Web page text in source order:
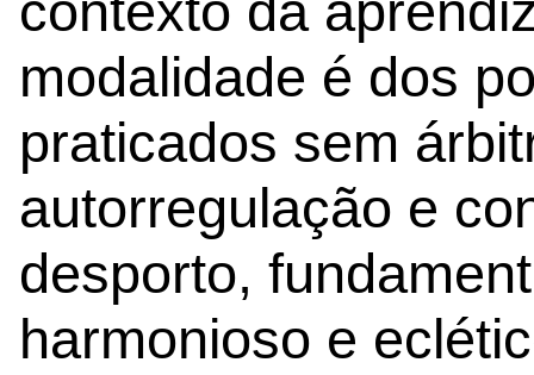
modalidade é dos
praticados sem
autorregulação e
desporto,
harmonioso e